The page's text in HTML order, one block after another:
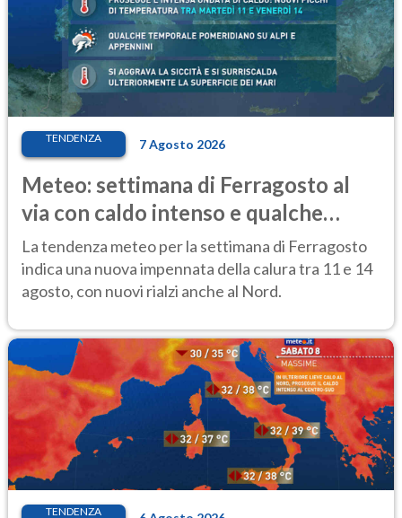
TENDENZA 7 Agosto 2026
Meteo: settimana di Ferragosto al
via con caldo intenso e qualche
temporale
La tendenza meteo per la settimana di Ferragosto
indica una nuova impennata della calura tra 11 e 14
agosto, con nuovi rialzi anche al Nord.
TENDENZA